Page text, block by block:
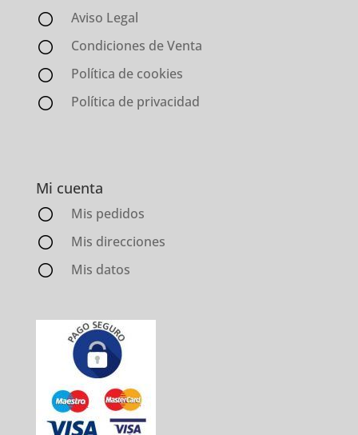
Aviso Legal
Condiciones de Venta
Política de cookies
Política de privacidad
Mi cuenta
Mis pedidos
Mis direcciones
Mis datos